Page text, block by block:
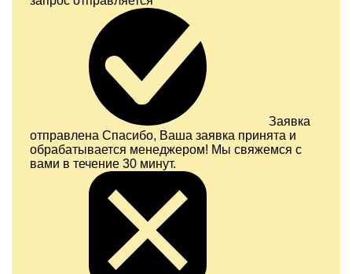
Заявка
отправлена Спасибо, Ваша заявка принята и
обрабатывается менеджером! Мы свяжемся с
вами в течение 30 минут.